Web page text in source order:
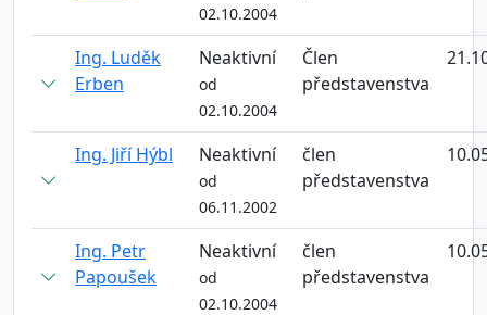
02.10.2004
Ing. Luděk
Erben
Neaktivní
od
02.10.2004
Člen
představenstva
Ing. Jiří Hýbl Neaktivní
od
06.11.2002
člen
představenstva
Ing. Petr
Papoušek
Neaktivní
od
02.10.2004
člen
představenstva